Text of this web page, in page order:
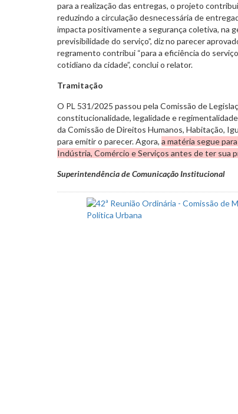
para a realização das entregas, o projeto
reduzindo a circulação desnecessária de
impacta positivamente a segurança coletiva, na
previsibilidade do serviço”, diz no parecer
regramento contribui “para a eficiência do
cotidiano da cidade”, conclui o relator.
Tramitação
O PL 531/2025 passou pela Comissão de
constitucionalidade, legalidade e
da Comissão de Direitos Humanos, Habitação,
para emitir o parecer. Agora, a matéria segue
Indústria, Comércio e Serviços antes de ter sua
Superintendência de Comunicação Institucional